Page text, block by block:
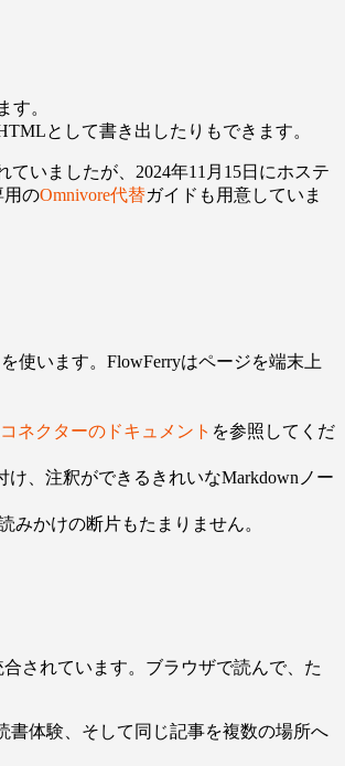
す。
として書き出したりもできます。
いましたが、2024年11月15日にホステ
用のOmnivore代替ガイドも用意していま
使います。FlowFerryはページを端末上
ネクターのドキュメント を参照してくだ
、注釈ができるきれいなMarkdownノー
みかけの断片もたまりません。
されています。ブラウザで読んで、た
書体験、そして同じ記事を複数の場所へ